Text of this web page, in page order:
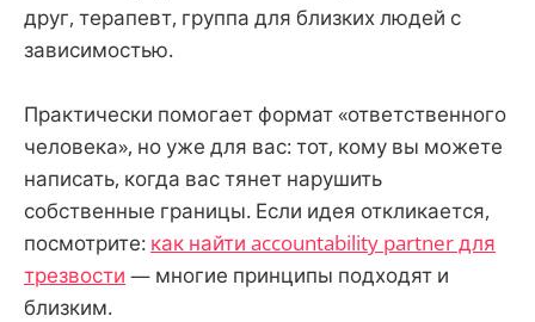
друг, терапевт, группа для близких людей с
зависимостью.
Практически помогает формат «ответственного
человека», но уже для вас: тот, кому вы можете
написать, когда вас тянет нарушить
собственные границы. Если идея откликается,
посмотрите: как найти accountability partner для
трезвости — многие принципы подходят и
близким.